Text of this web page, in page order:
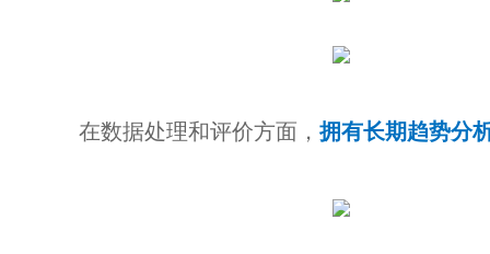
在数据处理和评价方面， 拥有长期趋势分